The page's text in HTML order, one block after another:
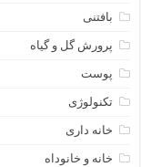
بافتنی
پرورش گل و گیاه
پوست
تکنولوژی
خانه داری
خانه و خانوداه